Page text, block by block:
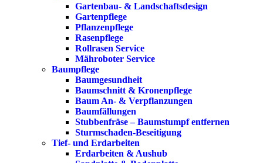
Gartenbau- & Landschaftsdesign
Gartenpflege
Pflanzenpflege
Rasenpflege
Rollrasen Service
Mähroboter Service
Baumpflege
Baumgesundheit
Baumschnitt & Kronenpflege
Baum An- & Verpflanzungen
Baumfällungen
Stubbenfräse – Baumstumpf entfernen
Sturmschaden-Beseitigung
Tief- und Erdarbeiten
Erdarbeiten & Aushub